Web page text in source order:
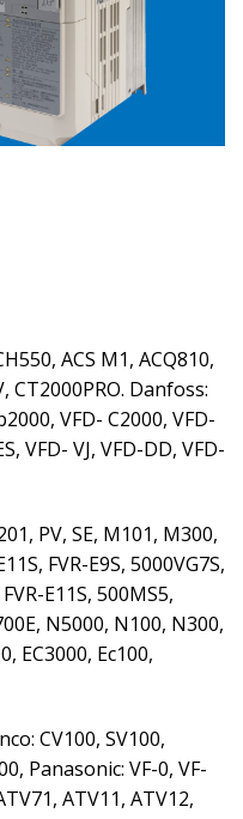
ACS M1, ACQ810,
CT2000PRO. Danfoss:
VFD- C2000, VFD-
VFD- VJ, VFD-DD, VFD-
PV, SE, M101, M300,
FVR-E9S, 5000VG7S,
E11S, 500MS5,
N5000, N100, N300,
EC3000, Ec100,
CV100, SV100,
Panasonic: VF-0, VF-
ATV11, ATV12,